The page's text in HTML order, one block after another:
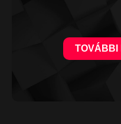
TOVÁBBI